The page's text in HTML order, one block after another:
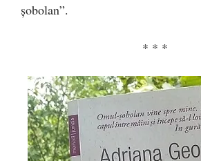
șobolan”.
* * *